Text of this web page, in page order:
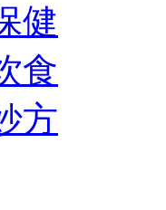
健
食
方